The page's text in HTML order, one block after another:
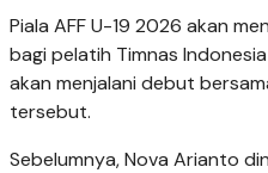
Piala AFF U-19 2026 akan
bagi pelatih Timnas
akan menjalani debut
tersebut.
Sebelumnya, Nova Arianto